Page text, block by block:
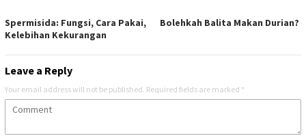
Spermisida: Fungsi, Cara Pakai,
Kelebihan Kekurangan
Bolehkah Balita Makan Durian?
Leave a Reply
Your email address will not be published. Required fields are marked *